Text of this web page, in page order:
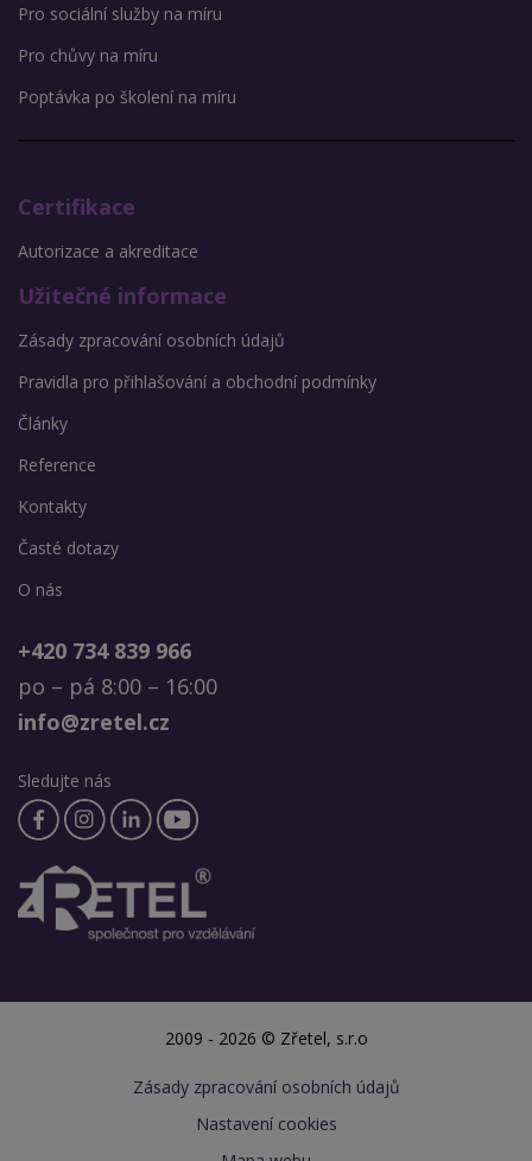
Pro sociální služby na míru
Pro chůvy na míru
Poptávka po školení na míru
Certifikace
Autorizace a akreditace
Užitečné informace
Zásady zpracování osobních údajů
Pravidla pro přihlašování a obchodní podmínky
Články
Reference
Kontakty
Časté dotazy
O nás
+420 734 839 966
po – pá 8:00 – 16:00
info@zretel.cz
Sledujte nás
2009 - 2026 © Zřetel, s.r.o
Zásady zpracování osobních údajů
Nastavení cookies